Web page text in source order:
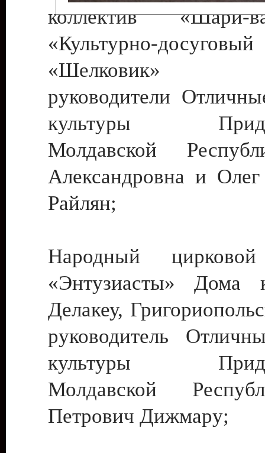
коллектив
«Культурно-
«Шелковик»
руководители
культуры
Молдавской
Александровна и
Райлян;
Народный цирковой
«Энтузиасты» Дома
Делакеу,
руководитель
культуры
Молдавской
Петрович Дижмару;